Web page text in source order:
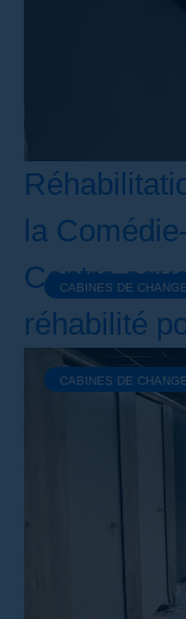
la
Centre
réhabilité
CABINES DE CHANGE
CABINES DE CHANGE